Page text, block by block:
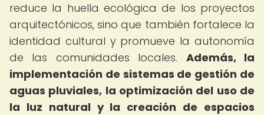
reduce la huella ecológica de los proyectos
arquitectónicos, sino que también fortalece la
identidad cultural y promueve la autonomía
de las comunidades locales. Además, la
implementación de sistemas de gestión de
aguas pluviales, la optimización del uso de
la luz natural y la creación de espacios